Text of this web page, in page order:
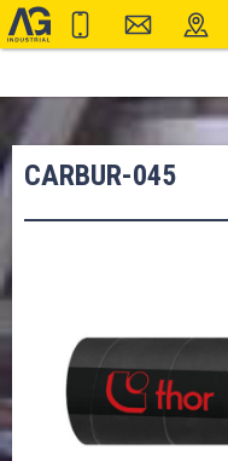
CARBUR-045